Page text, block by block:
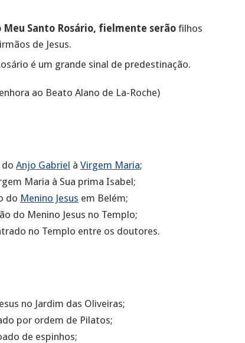
Meu Santo Rosário, fielmente serão filhos
de Jesus.
é um grande sinal de predestinação.
ao Beato Alano de La-Roche)
do Anjo Gabriel à Virgem Maria;
Maria à Sua prima Isabel;
do Menino Jesus em Belém;
do Menino Jesus no Templo;
no Templo entre os doutores.
no Jardim das Oliveiras;
por ordem de Pilatos;
de espinhos;